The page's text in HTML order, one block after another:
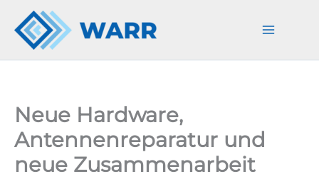
content
Neue Hardware,
Antennenreparatur und
neue Zusammenarbeit